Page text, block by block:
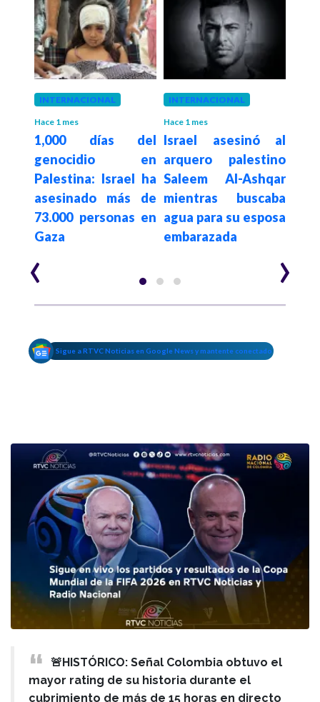
INTERNACIONAL
Hace 1 mes
1,000 días del
genocidio en
Palestina: Israel ha
asesinado más de
73.000 personas en
Gaza
INTERNACIONAL
Hace 1 mes
Israel asesinó al
arquero palestino
Saleem Al-Ashqar
mientras buscaba
agua para su esposa
embarazada
‹ ›
Sigue a RTVC Noticias en Google News y mantente conectado
🚨HISTÓRICO: Señal Colombia obtuvo el
mayor rating de su historia durante el
cubrimiento de más de 15 horas en directo